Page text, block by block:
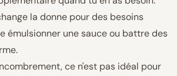
la donne pour des besoins
émulsionner une sauce ou battre des
ce n'est pas idéal pour